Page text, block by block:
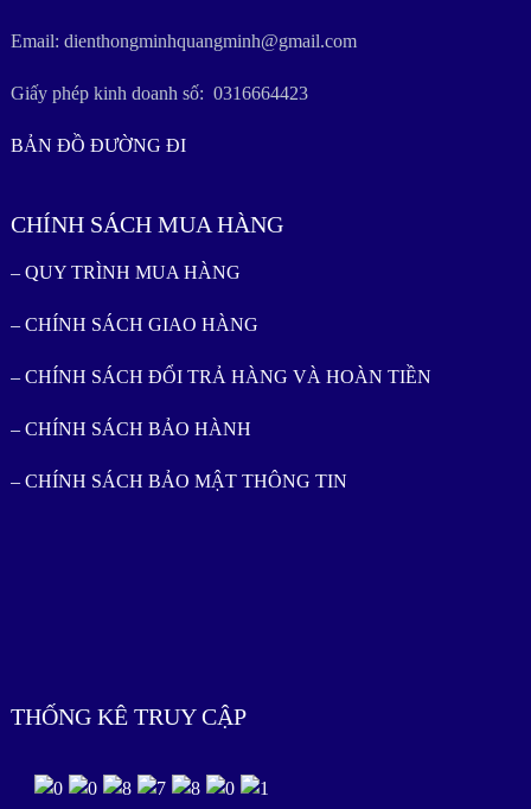
Email: dienthongminhquangminh@gmail.com
Giấy phép kinh doanh số: 0316664423
BẢN ĐỒ ĐƯỜNG ĐI
CHÍNH SÁCH MUA HÀNG
– QUY TRÌNH MUA HÀNG
– CHÍNH SÁCH GIAO HÀNG
– CHÍNH SÁCH ĐỔI TRẢ HÀNG VÀ HOÀN TIỀN
– CHÍNH SÁCH BẢO HÀNH
– CHÍNH SÁCH BẢO MẬT THÔNG TIN
THỐNG KÊ TRUY CẬP